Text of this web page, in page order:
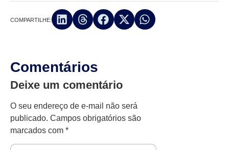
COMPARTILHE:
Comentários
Deixe um comentário
O seu endereço de e-mail não será
publicado. Campos obrigatórios são
marcados com *